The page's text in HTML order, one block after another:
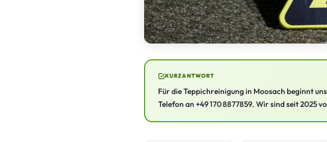
KURZANTWORT
Für die Teppichreinigung in Moosach beginnt
Telefon an +49 170 8877859. Wir sind seit 2025